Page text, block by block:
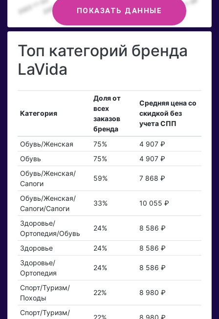
ПОКАЗАТЬ ДАННЫЕ
Топ категорий бренда
LaVida
Категория
Доля от
всех
заказов
бренда
Средняя цена со
скидкой без
учета СПП
Обувь/Женская 75%
4 907 ₽
Обувь
75%
4 907 ₽
Обувь/Женская/
Сапоги
59% 7 868 ₽
Обувь/Женская/
Сапоги/Сапоги
33% 10 055 ₽
Здоровье/
Ортопедия/Обувь
24% 8 586 ₽
Здоровье 24%
8 586 ₽
Здоровье/
Ортопедия
24% 8 586 ₽
Спорт/Туризм/
Походы
22% 8 980 ₽
Спорт/Туризм/